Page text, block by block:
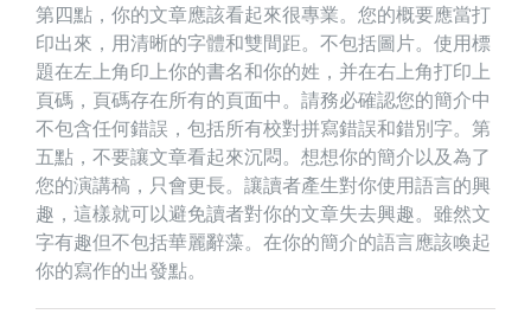
第四點，你的文章應該看起來很專業。您的概要應當打
印出來，用清晰的字體和雙間距。不包括圖片。使用標
題在左上角印上你的書名和你的姓，并在右上角打印上
頁碼，頁碼存在所有的頁面中。請務必確認您的簡介中
不包含任何錯誤，包括所有校對拼寫錯誤和錯別字。第
五點，不要讓文章看起來沉悶。想想你的簡介以及為了
您的演講稿，只會更長。讓讀者產生對你使用語言的興
趣，這樣就可以避免讀者對你的文章失去興趣。雖然文
字有趣但不包括華麗辭藻。在你的簡介的語言應該喚起
你的寫作的出發點。